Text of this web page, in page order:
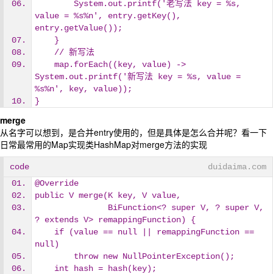
value = %s%n', entry.getKey(),
entry.getValue());
    }
    // 新写法
System.out.printf('新写法 key = %s, value =
%s%n', key, value));
}
merge
从名字可以想到，是合并entry使用的，但是具体是怎么合并呢？看一下
日常最常用的Map实现类HashMap对merge方法的实现
code
duidaima.com
@Override
public V merge(K key, V value,
? extends V> remappingFunction) {
null)
        throw new NullPointerException();
    int hash = hash(key);